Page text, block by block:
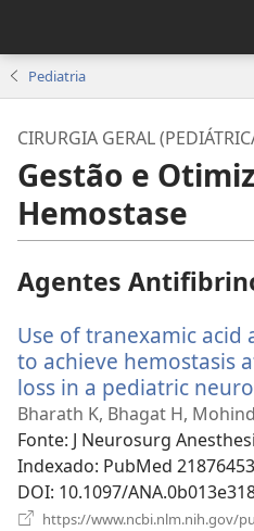
Pediatria
CIRURGIA GERAL
Gestão e
Hemostase
Agentes
Use of tranexamic acid
to achieve hemostasis
loss in a pediatric
Bharath K, Bhagat H,
Fonte‎: J Neurosurg
Indexado‎: PubMed 21876453
DOI‎: 10.1097/
https://www.ncbi.nlm.nih.gov/